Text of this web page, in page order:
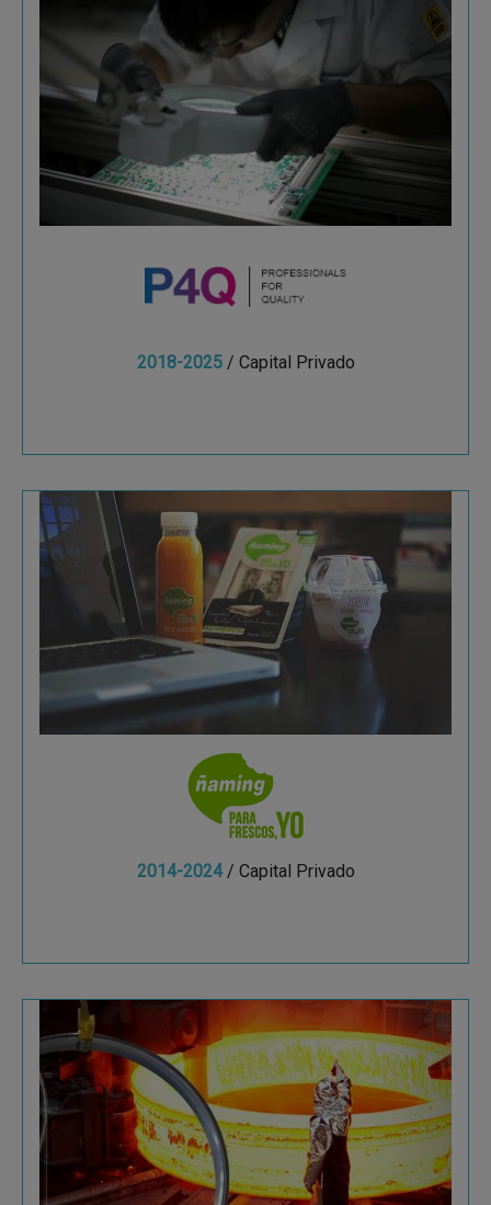
2018-2025/ Capital Privado
P4Q Electronics
P4Q Electronics ha consolidado su crecimiento
nacional e internacional a través de su
especialización en los sectores de energías
renovables y...
Ver más
2014-2024/ Capital Privado
Ñaming
Fundada en 1990, Ñaming es el líder español en
la fabricación de sándwiches. Ñaming y la
colaboración con Talde
Ver más
Euskalforging
Euskalforging es una empresa fundada hace más
de 50 años, dedicada a la fabricación de anillos
laminados sin costura.